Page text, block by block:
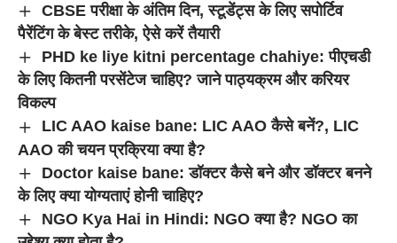
CBSE परीक्षा के अंतिम दिन, स्टूडेंट्स के लिए सपोर्टिव
पैरेंटिंग के बेस्ट तरीके, ऐसे करें तैयारी
PHD ke liye kitni percentage chahiye: पीएचडी
के लिए कितनी परसेंटेज चाहिए? जाने पाठ्यक्रम और करियर
विकल्प
LIC AAO kaise bane: LIC AAO कैसे बनें?, LIC
AAO की चयन प्रक्रिया क्या है?
Doctor kaise bane: डॉक्टर कैसे बने और डॉक्टर बनने
के लिए क्या योग्यताएं होनी चाहिए?
NGO Kya Hai in Hindi: NGO क्या है? NGO का